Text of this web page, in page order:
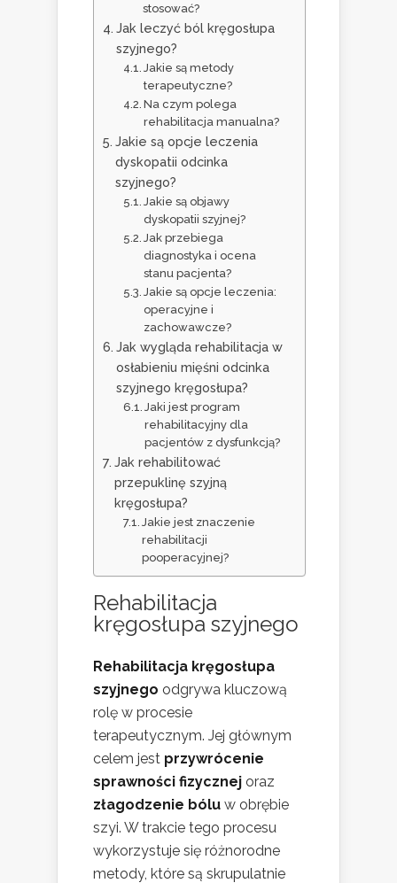
stosować?
Jak leczyć ból kręgosłupa
szyjnego?
Jakie są metody
terapeutyczne?
Na czym polega
rehabilitacja manualna?
Jakie są opcje leczenia
dyskopatii odcinka
szyjnego?
Jakie są objawy
dyskopatii szyjnej?
Jak przebiega
diagnostyka i ocena
stanu pacjenta?
Jakie są opcje leczenia:
operacyjne i
zachowawcze?
Jak wygląda rehabilitacja w
osłabieniu mięśni odcinka
szyjnego kręgosłupa?
Jaki jest program
rehabilitacyjny dla
pacjentów z dysfunkcją?
Jak rehabilitować
przepuklinę szyjną
kręgosłupa?
Jakie jest znaczenie
rehabilitacji
pooperacyjnej?
Rehabilitacja
kręgosłupa szyjnego
Rehabilitacja kręgosłupa
szyjnego odgrywa kluczową
rolę w procesie
terapeutycznym. Jej głównym
celem jest przywrócenie
sprawności fizycznej oraz
złagodzenie bólu w obrębie
szyi. W trakcie tego procesu
wykorzystuje się różnorodne
metody, które są skrupulatnie